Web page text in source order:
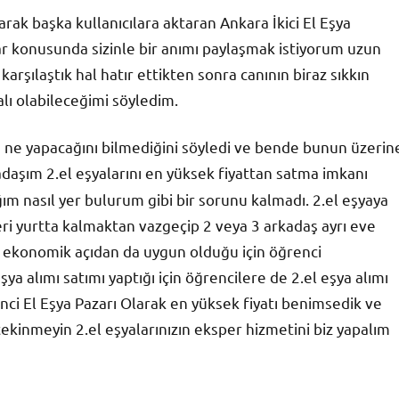
başka kullanıcılara aktaran Ankara İkici El Eşya
sizinle bir anımı paylaşmak istiyorum uzun
hal hatır ettikten sonra canının biraz sıkkın
olabileceğimi söyledim.
ne yapacağını bilmediğini söyledi ve bende bunun
2.el eşyalarını en yüksek fiyattan satma imkanı
nasıl yer bulurum gibi bir sorunu kalmadı. 2.el eşyaya
yurtta kalmaktan vazgeçip 2 veya 3 arkadaş ayrı eve
ekonomik açıdan da uygun olduğu için öğrenci
alımı satımı yaptığı için öğrencilere de 2.el eşya alımı
El Eşya Pazarı Olarak en yüksek fiyatı benimsedik ve
2.el eşyalarınızın eksper hizmetini biz yapalım